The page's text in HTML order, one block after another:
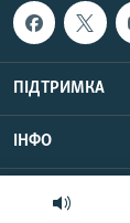
ПІДТРИМКА
ІНФО